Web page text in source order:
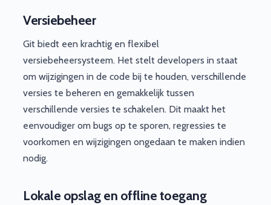
Versiebeheer
Git biedt een krachtig en flexibel
versiebeheersysteem. Het stelt developers in staat
om wijzigingen in de code bij te houden, verschillende
versies te beheren en gemakkelijk tussen
verschillende versies te schakelen. Dit maakt het
eenvoudiger om bugs op te sporen, regressies te
voorkomen en wijzigingen ongedaan te maken indien
nodig.
Lokale opslag en offline toegang